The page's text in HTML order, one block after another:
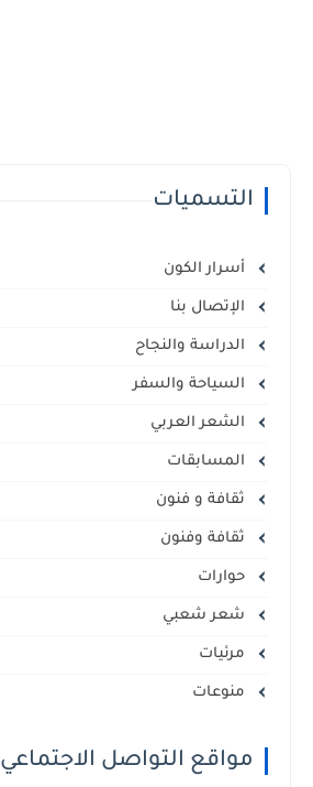
التسميات
أسرار الكون
الإتصال بنا
الدراسة والنجاح
السياحة والسفر
الشعر العربي
المسابقات
ثقافة و فنون
ثقافة وفنون
حوارات
شعر شعبي
مرئيات
منوعات
مواقع التواصل الاجتماعي